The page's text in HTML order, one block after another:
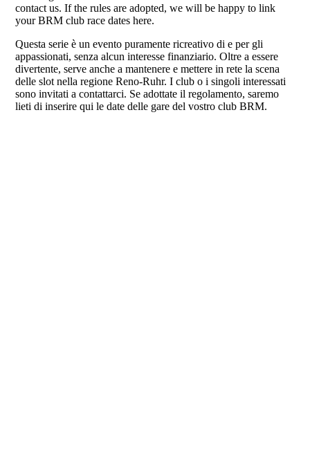
contact us. If the rules are adopted, we will be happy to link
your BRM club race dates here.
Questa serie è un evento puramente ricreativo di e per gli
appassionati, senza alcun interesse finanziario. Oltre a essere
divertente, serve anche a mantenere e mettere in rete la scena
delle slot nella regione Reno-Ruhr. I club o i singoli interessati
sono invitati a contattarci. Se adottate il regolamento, saremo
lieti di inserire qui le date delle gare del vostro club BRM.